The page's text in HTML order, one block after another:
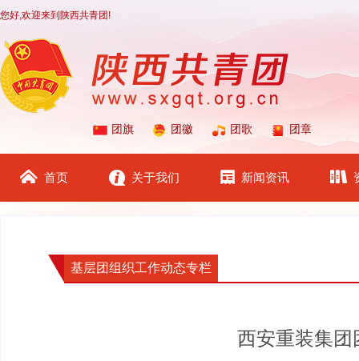
您好,欢迎来到陕西共青团!
团旗 团徽 团歌 团章
首页 关于我们 新闻资讯
基层团组织工作动态专栏
西安重装集团